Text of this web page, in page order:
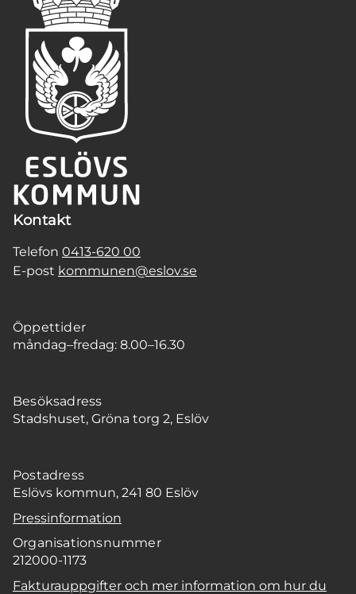
Kontakt
Telefon 0413-620 00
E-post kommunen@eslov.se
Öppettider
måndag–fredag: 8.00–16.30
Besöksadress
Stadshuset, Gröna torg 2, Eslöv
Postadress
Eslövs kommun, 241 80 Eslöv
Pressinformation
Organisationsnummer
212000-1173
Fakturauppgifter och mer information om hur du